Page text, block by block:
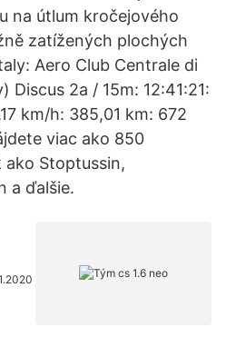
na útlum kročejového
zatížených plochých
Aero Club Centrale di
Discus 2a / 15m: 12:41:21:
km/h: 385,01 km: 672
viac ako 850
Stoptussin,
a ďalšie.